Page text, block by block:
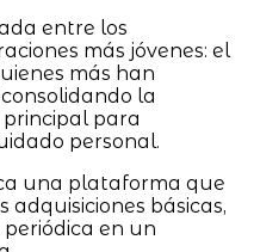
entre los
más jóvenes: el
más han
la
para
personal.
una plataforma que
básicas,
en un